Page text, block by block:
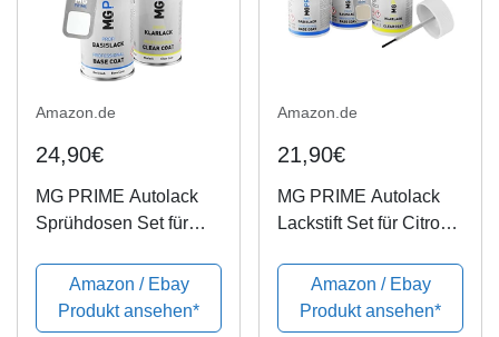
Amazon.de
24,90€
MG PRIME Autolack
Sprühdosen Set für
Banquise/Polar Weiss
Basislack Klarlack
Spraydose 400ml
Amazon / Ebay
Produkt ansehen*
Amazon.de
21,90€
MG PRIME Autolack
Lackstift Set für Citroen
Nacre/Perlmutt-Weiss
Pearl Grundlack
Basislack Klarlack je
Amazon / Ebay
Produkt ansehen*